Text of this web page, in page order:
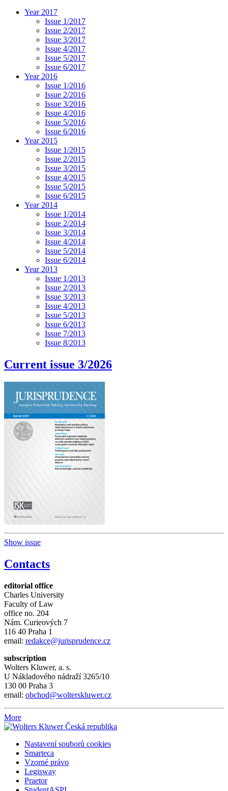
Year 2017
Issue 1/2017
Issue 2/2017
Issue 3/2017
Issue 4/2017
Issue 5/2017
Issue 6/2017
Year 2016
Issue 1/2016
Issue 2/2016
Issue 3/2016
Issue 4/2016
Issue 5/2016
Issue 6/2016
Year 2015
Issue 1/2015
Issue 2/2015
Issue 3/2015
Issue 4/2015
Issue 5/2015
Issue 6/2015
Year 2014
Issue 1/2014
Issue 2/2014
Issue 3/2014
Issue 4/2014
Issue 5/2014
Issue 6/2014
Year 2013
Issue 1/2013
Issue 2/2013
Issue 3/2013
Issue 4/2013
Issue 5/2013
Issue 6/2013
Issue 7/2013
Issue 8/2013
Current issue 3/2026
Show issue
Contacts
editorial office
Charles University
Faculty of Law
office no. 204
Nám. Curieových 7
116 40 Praha 1
email: redakce@jurisprudence.cz
subscription
Wolters Kluwer, a. s.
U Nákladového nádraží 3265/10
130 00 Praha 3
email: obchod@wolterskluwer.cz
More
Nastavení souborů cookies
Smarteca
Vzorné právo
Legisway
Praetor